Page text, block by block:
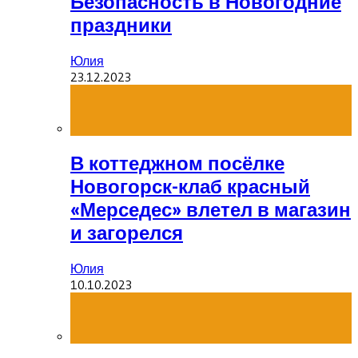
праздники
Юлия
23.12.2023
В коттеджном посёлке
Новогорск-клаб красный
«Мерседес» влетел в магазин
и загорелся
Юлия
10.10.2023